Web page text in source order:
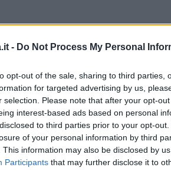
- Do Not Process My Personal
opt-out of the sale, sharing to third parties,
for targeted advertising by us,
selection. Please note that after your opt-
interest-based ads based on personal
to third parties prior to your opt-
of your personal information by third
This information may also be disclosed by
Participants that may further disclose it to
da miriam leone (@mirimeo)